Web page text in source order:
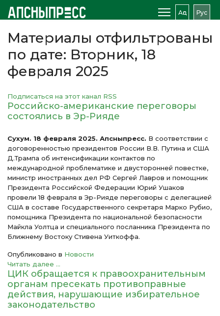
Аԥс Рус
Материалы отфильтрованы
по дате: Вторник, 18
февраля 2025
Подписаться на этот канал RSS
Российско-американские переговоры
состоялись в Эр-Рияде
Сухум. 18 февраля 2025. Апсныпресс. В соответствии с
договоренностью президентов России В.В. Путина и США
Д.Трампа об интенсификации контактов по
международной проблематике и двусторонней повестке,
министр иностранных дел РФ Сергей Лавров и помощник
Президента Российской Федерации Юрий Ушаков
провели 18 февраля в Эр-Рияде переговоры с делегацией
США в составе Государственного секретаря Марко Рубио,
помощника Президента по национальной безопасности
Майкла Уолтца и специального посланника Президента по
Ближнему Востоку Стивена Уиткоффа.
Опубликовано в Новости
Читать далее ...
ЦИК обращается к правоохранительным
органам пресекать противоправные
действия, нарушающие избирательное
законодательство